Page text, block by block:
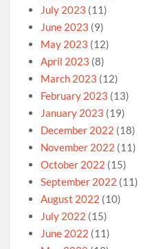
July 2023 (11)
June 2023 (9)
May 2023 (12)
April 2023 (8)
March 2023 (12)
February 2023 (13)
January 2023 (19)
December 2022 (18)
November 2022 (11)
October 2022 (15)
September 2022 (11)
August 2022 (10)
July 2022 (15)
June 2022 (11)